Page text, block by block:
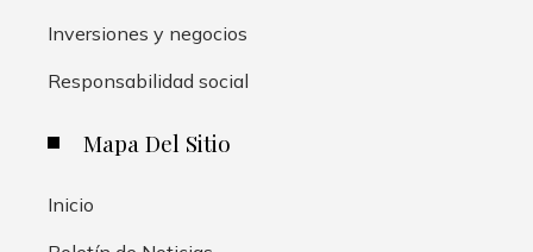
Inversiones y negocios
Responsabilidad social
Mapa Del Sitio
Inicio